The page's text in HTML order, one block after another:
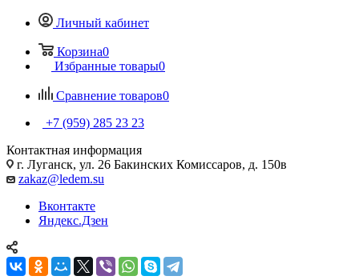
Личный кабинет
Корзина0
Избранные товары0
Сравнение товаров0
+7 (959) 285 23 23
Контактная информация
г. Луганск, ул. 26 Бакинских Комиссаров, д. 150в
zakaz@ledem.su
Вконтакте
Яндекс.Дзен